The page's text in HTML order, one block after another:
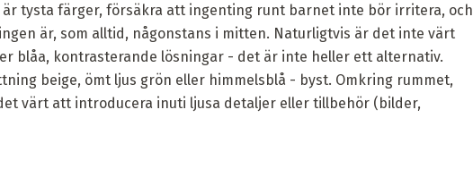
tysta färger, försäkra att ingenting runt barnet inte bör irritera, och
är, som alltid, någonstans i mitten. Naturligtvis är det inte värt
blåa, kontrasterande lösningar - det är inte heller ett alternativ.
beige, ömt ljus grön eller himmelsblå - byst. Omkring rummet,
värt att introducera inuti ljusa detaljer eller tillbehör (bilder,